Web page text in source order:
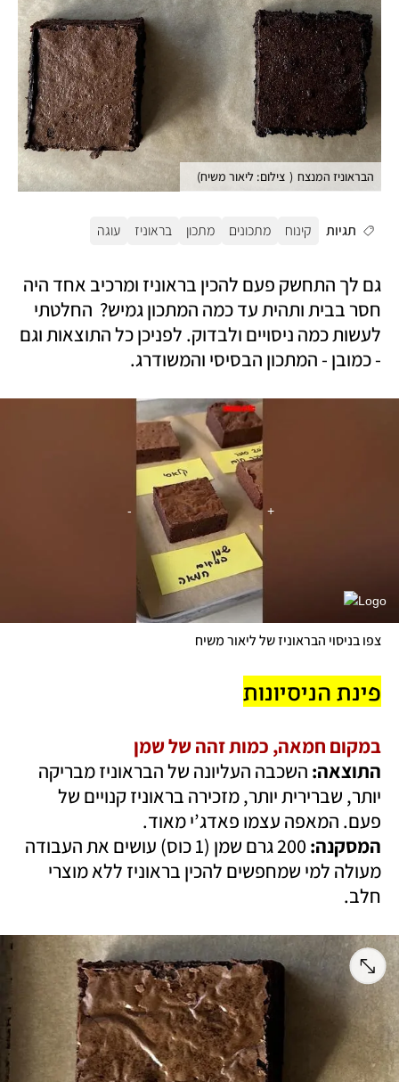
הבראוניז המנצח ( צילום: ליאור משיח)
תגיות קינוח מתכונים מתכון בראוניז עוגה
- כמובן - המתכון הבסיסי והמשודרג.
צפו בניסוי הבראוניז של ליאור משיח
פינת הניסיונות
במקום חמאה, כמות זהה של שמן
התוצאה:
פעם. המאפה עצמו פאדג’י מאוד.
המסקנה:
חלב.